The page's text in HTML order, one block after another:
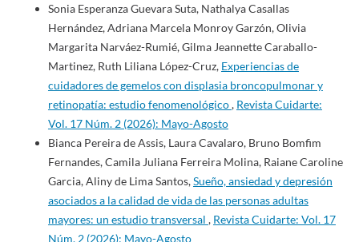
Sonia Esperanza Guevara Suta, Nathalya Casallas
Hernández, Adriana Marcela Monroy Garzón, Olivia
Margarita Narváez-Rumié, Gilma Jeannette Caraballo-
Martinez, Ruth Liliana López-Cruz, Experiencias de
cuidadores de gemelos con displasia broncopulmonar y
retinopatía: estudio fenomenológico, Revista Cuidarte:
Vol. 17 Núm. 2 (2026): Mayo-Agosto
Bianca Pereira de Assis, Laura Cavalaro, Bruno Bomfim
Fernandes, Camila Juliana Ferreira Molina, Raiane Caroline
Garcia, Aliny de Lima Santos,Sueño, ansiedad y depresión
asociados a la calidad de vida de las personas adultas
mayores: un estudio transversal , Revista Cuidarte: Vol. 17
Núm. 2 (2026): Mayo-Agosto